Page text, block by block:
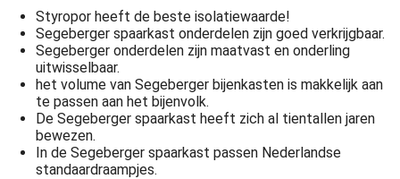
Styropor heeft de beste isolatiewaarde!
Segeberger spaarkast onderdelen zijn goed verkrijgbaar.
Segeberger onderdelen zijn maatvast en onderling
uitwisselbaar.
het volume van Segeberger bijenkasten is makkelijk aan
te passen aan het bijenvolk.
De Segeberger spaarkast heeft zich al tientallen jaren
bewezen.
In de Segeberger spaarkast passen Nederlandse
standaardraampjes.